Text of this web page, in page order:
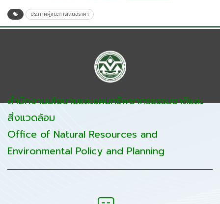
ประกาศผู้ชนะการเสนอราคา
สำนักงานนโยบายและแผนทรัพยากรธรรมชาติและ
สิ่งแวดล้อม
Office of Natural Resources and
Environmental Policy and Planning